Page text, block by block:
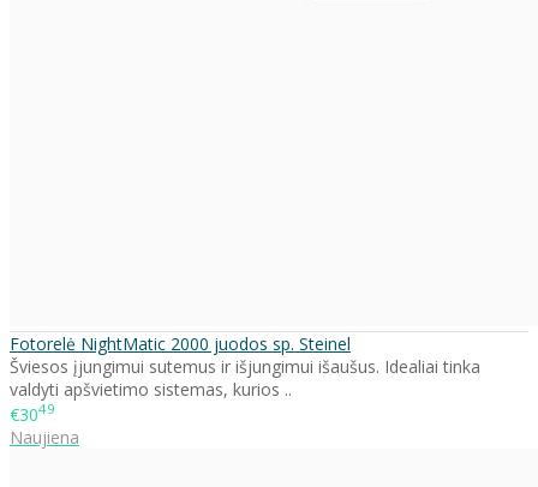
Fotorelė NightMatic 2000 juodos sp. Steinel
Šviesos įjungimui sutemus ir išjungimui išaušus. Idealiai tinka
valdyti apšvietimo sistemas, kurios ..
€3049
Naujiena